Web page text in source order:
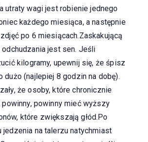
utraty wagi jest robienie jednego
każdego miesiąca, a następnie
po 6 miesiącach.Zaskakującą
jest sen. Jeśli
kilogramy, upewnij się, że śpisz
dużo (najlepiej 8 godzin na dobę).
że osoby, które chronicznie
powinny mieć wyższy
które zwiększają głód.Po
na talerzu natychmiast